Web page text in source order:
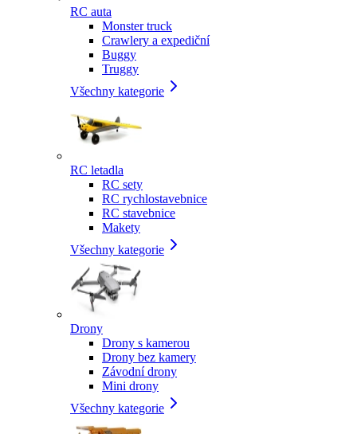
RC auta
Monster truck
Crawlery a expediční
Buggy
Truggy
Všechny kategorie
RC letadla
RC sety
RC rychlostavebnice
RC stavebnice
Makety
Všechny kategorie
Drony
Drony s kamerou
Drony bez kamery
Závodní drony
Mini drony
Všechny kategorie